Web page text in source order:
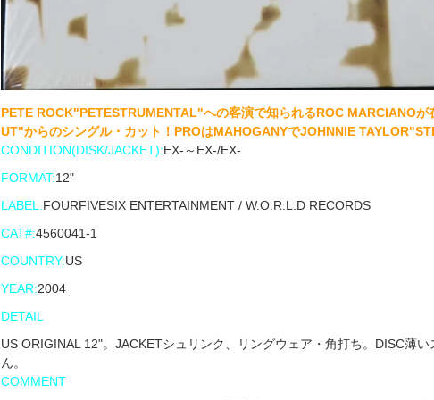
PETE ROCK"PETESTRUMENTAL"への客演で知られるROC MARCIANO
UT"からのシングル・カット！PROはMAHOGANYでJOHNNIE
CONDITION(DISK/JACKET):EX-～EX-/EX-
FORMAT:12"
LABEL:FOURFIVESIX ENTERTAINMENT / W.O.R.L.D RECORDS
CAT#:4560041-1
COUNTRY:US
YEAR:2004
DETAIL
US ORIGINAL 12"。JACKETシュリンク、リングウェア・角打ち。DISC薄
ん。
COMMENT